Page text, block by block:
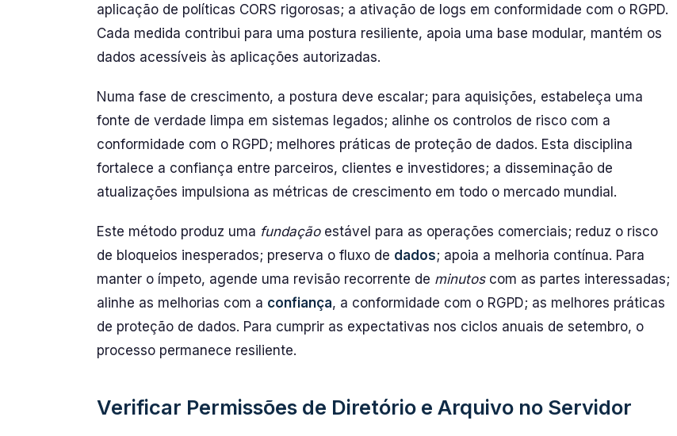
aplicação de políticas CORS rigorosas; a ativação de logs em conformidade com o RGPD.
Cada medida contribui para uma postura resiliente, apoia uma base modular, mantém os
dados acessíveis às aplicações autorizadas.
Numa fase de crescimento, a postura deve escalar; para aquisições, estabeleça uma
fonte de verdade limpa em sistemas legados; alinhe os controlos de risco com a
conformidade com o RGPD; melhores práticas de proteção de dados. Esta disciplina
fortalece a confiança entre parceiros, clientes e investidores; a disseminação de
atualizações impulsiona as métricas de crescimento em todo o mercado mundial.
Este método produz uma fundaçãoestável para as operações comerciais; reduz o risco
de bloqueios inesperados; preserva o fluxo de dados; apoia a melhoria contínua. Para
manter o ímpeto, agende uma revisão recorrente de minutoscom as partes interessadas;
alinhe as melhorias com a confiança, a conformidade com o RGPD; as melhores práticas
de proteção de dados. Para cumprir as expectativas nos ciclos anuais de setembro, o
processo permanece resiliente.
Verificar Permissões de Diretório e Arquivo no Servidor